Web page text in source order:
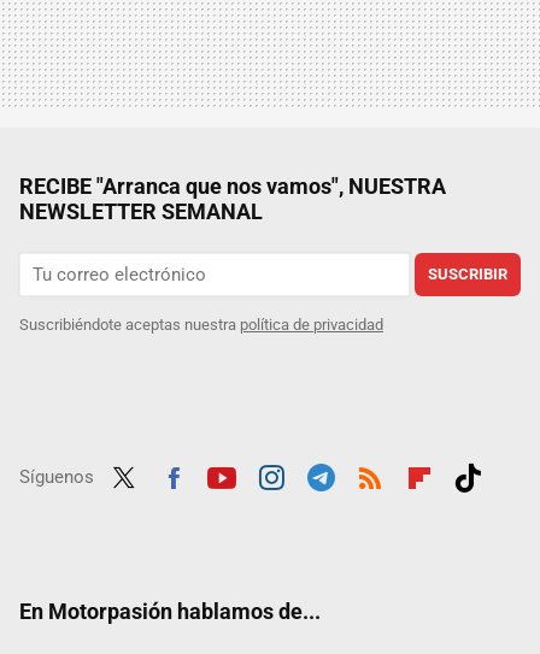
RECIBE "Arranca que nos vamos", NUESTRA
NEWSLETTER SEMANAL
SUSCRIBIR
Suscribiéndote aceptas nuestra política de privacidad
Síguenos
En Motorpasión hablamos de...